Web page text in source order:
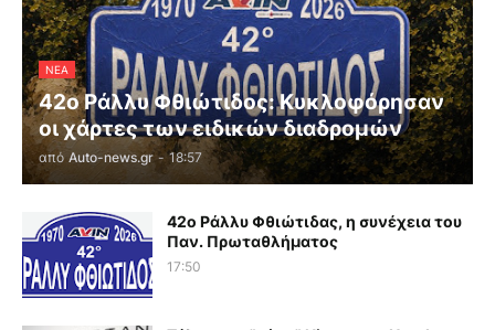
ΝΕΑ
42ο Ράλλυ Φθιώτιδος: Κυκλοφόρησαν
οι χάρτες των ειδικών διαδρομών
από Auto-news.gr - 18:57
42ο Ράλλυ Φθιώτιδας, η συνέχεια του
Παν. Πρωταθλήματος
17:50